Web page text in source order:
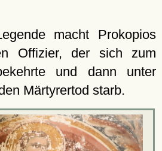
macht Prokopios
Offizier, der sich zum
und dann unter
Märtyrertod starb.